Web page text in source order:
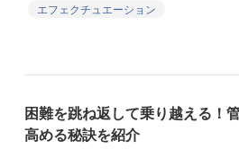
エフェクチュエーション
困難を跳ね返して乗り越える！
高める秘訣を紹介